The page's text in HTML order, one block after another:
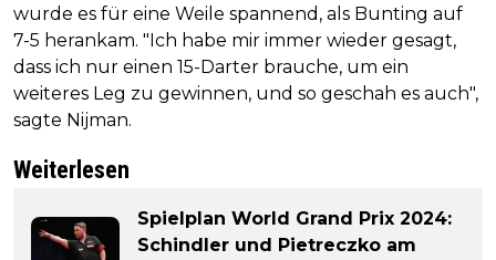
wurde es für eine Weile spannend, als Bunting auf
7-5 herankam. "Ich habe mir immer wieder gesagt,
dass ich nur einen 15-Darter brauche, um ein
weiteres Leg zu gewinnen, und so geschah es auch",
sagte Nijman.
Weiterlesen
Spielplan World Grand Prix 2024:
Schindler und Pietreczko am